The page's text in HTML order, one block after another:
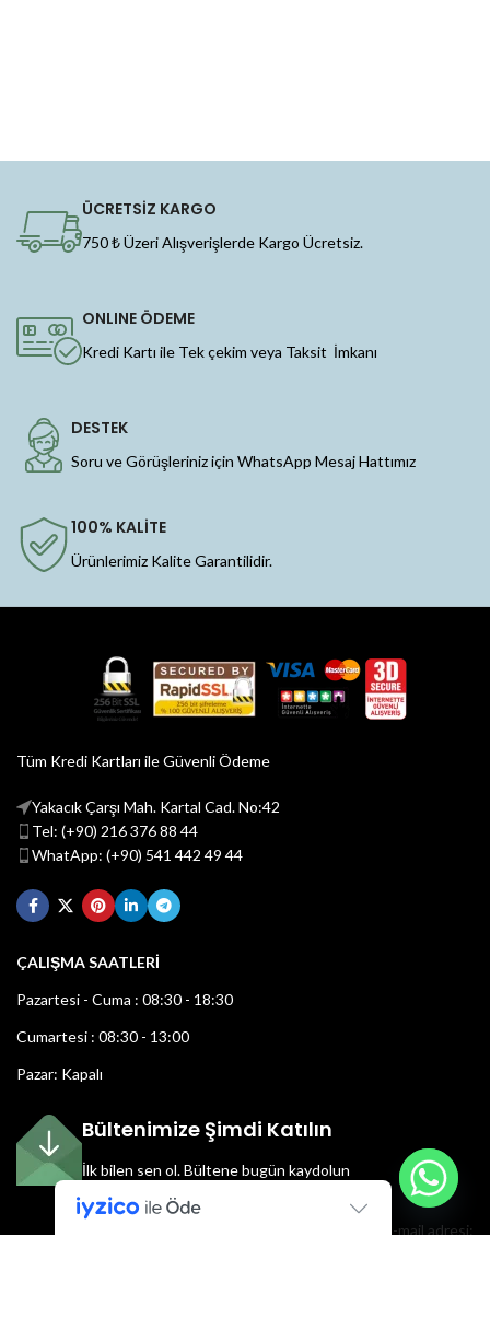
ÜCRETSİZ KARGO
750 ₺ Üzeri Alışverişlerde Kargo Ücretsiz.
ONLINE ÖDEME
Kredi Kartı ile Tek çekim veya Taksit İmkanı
DESTEK
Soru ve Görüşleriniz için WhatsApp Mesaj Hattımız
100% KALİTE
Ürünlerimiz Kalite Garantilidir.
Tüm Kredi Kartları ile Güvenli Ödeme
Yakacık Çarşı Mah. Kartal Cad. No:42
Tel: (+90) 216 376 88 44
WhatApp: (+90) 541 442 49 44
ÇALIŞMA SAATLERİ
Pazartesi - Cuma : 08:30 - 18:30
Cumartesi : 08:30 - 13:00
Pazar: Kapalı
Bültenimize Şimdi Katılın
İlk bilen sen ol.Bültene bugün kaydolun
E-mail adresi: